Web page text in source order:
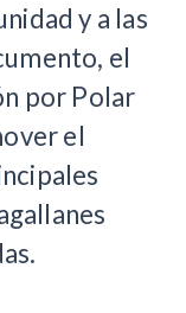
y a las
el
por Polar
el